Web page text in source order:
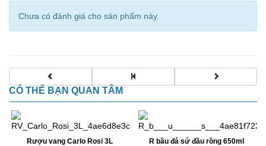
Chưa có đánh giá cho sản phẩm này.
CÓ THỂ BẠN QUAN TÂM
Rượu vang Carlo Rosi 3L R bầu đá sứ đầu rồng 650ml